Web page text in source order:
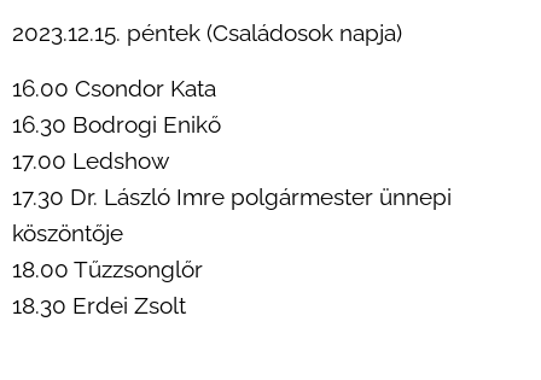
2023.12.15. péntek (Családosok napja)
16.00 Csondor Kata
16.30 Bodrogi Enikő
17.00 Ledshow
17.30 Dr. László Imre polgármester ünnepi
köszöntője
18.00 Tűzzsonglőr
18.30 Erdei Zsolt